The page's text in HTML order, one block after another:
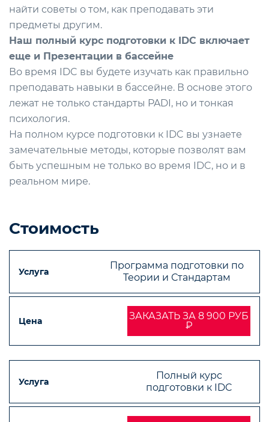
найти советы о том, как преподавать эти
предметы другим.
Наш полный курс подготовки к IDC включает
еще и Презентации в бассейне
Во время IDC вы будете изучать как правильно
преподавать навыки в бассейне. В основе этого
лежат не только стандарты PADI, но и тонкая
психология.
На полном курсе подготовки к IDC вы узнаете
замечательные методы, которые позволят вам
быть успешным не только во время IDC, но и в
реальном мире.
Стоимость
Программа подготовки по
Теории и Стандартам
ЗАКАЗАТЬ ЗА 8 900 РУБ
₽
Полный курс
подготовки к IDC